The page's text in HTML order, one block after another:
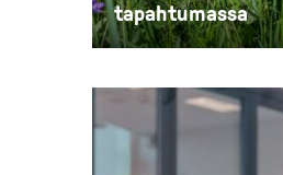
tapahtumassa